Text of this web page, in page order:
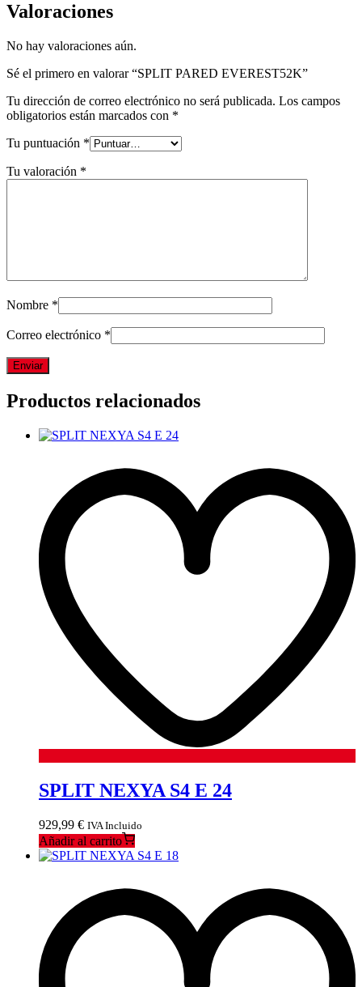
Valoraciones
No hay valoraciones aún.
Sé el primero en valorar “SPLIT PARED EVEREST52K”
Tu dirección de correo electrónico no será publicada. Los campos
obligatorios están marcados con *
Tu puntuación *
Tu valoración *
Nombre *
Correo electrónico *
Productos relacionados
SPLIT NEXYA S4 E 24
929,99 € IVA Incluido
Añadir al carrito